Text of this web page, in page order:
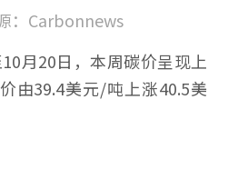
：Carbonnews
月20日，本周碳价呈现上
由39.4美元/吨上涨40.5美